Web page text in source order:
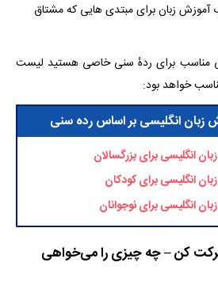
زبان برای مبتدی هایی که مشتاق
مناسب برای ردهٔ سنی خاصی هستید لیست
خواهد بود:
زبان انگلیسی بر اساس رده سنی
انگلیسی برای بزرگسالان
انگلیسی برای کودکان
انگلیسی برای نوجوانان
کن – چه چیزی را می‌خواهی